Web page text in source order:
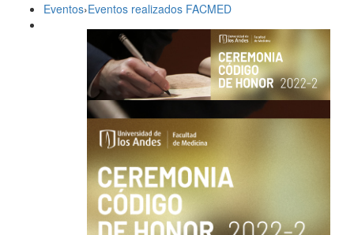
Eventos›Eventos realizados FACMED